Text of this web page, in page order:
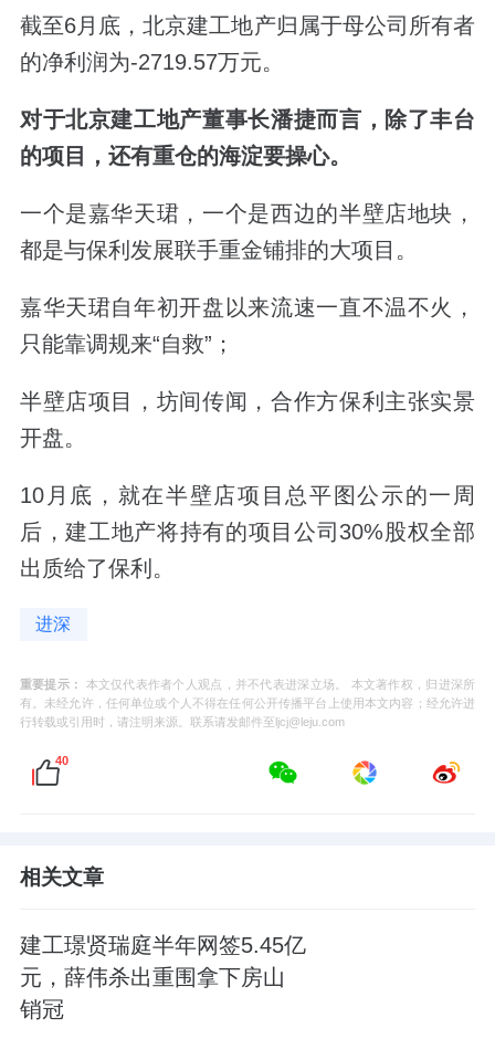
截至6月底，北京建工地产归属于母公司所有者
的净利润为-2719.57万元。
对于北京建工地产董事长潘捷而言，除了丰台
的项目，还有重仓的海淀要操心。
一个是嘉华天珺，一个是西边的半壁店地块，
都是与保利发展联手重金铺排的大项目。
嘉华天珺自年初开盘以来流速一直不温不火，
只能靠调规来“自救”；
半壁店项目，坊间传闻，合作方保利主张实景
开盘。
10月底，就在半壁店项目总平图公示的一周
后，建工地产将持有的项目公司30%股权全部
出质给了保利。
进深
重要提示：
本文仅代表作者个人观点，并不代表进深立场。 本文著作权，归进深所
有。未经允许，任何单位或个人不得在任何公开传播平台上使用本文内容；经允许进
行转载或引用时，请注明来源。联系请发邮件至ljcj@leju.com
40
相关文章
建工璟贤瑞庭半年网签5.45亿
元，薛伟杀出重围拿下房山
销冠